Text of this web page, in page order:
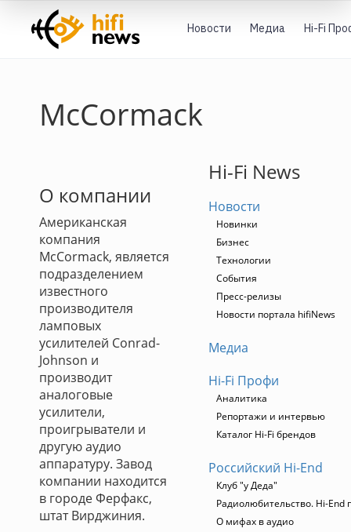
Новости Медиа Hi-Fi
McCormack
О компании
Американская
компания
McCormack, является
подразделением
известного
производителя
ламповых
усилителей Conrad-
Johnson и
производит
аналоговые
усилители,
проигрыватели и
другую аудио
аппаратуру. Завод
компании находится
в городе Ферфакс,
штат Вирджиния.
Hi-Fi News
Новости
Новинки
Бизнес
Технологии
События
Пресс-релизы
Новости портала hifiNews
Медиа
Hi-Fi Профи
Аналитика
Репортажи и интервью
Каталог Hi-Fi брендов
Российский Hi-End
Клуб "у Деда"
Радиолюбительство. Hi-End
О мифах в аудио